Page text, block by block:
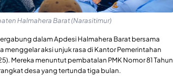
Halmahera Barat (Narasitimur)
dalam Apdesi Halmahera Barat bersama
menggelar aksi unjuk rasa di Kantor Pemerintahan
Mereka menuntut pembatalan PMK Nomor 81 Tahun
desa yang tertunda tiga bulan.